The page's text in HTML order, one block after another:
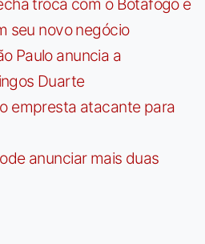
troca com o Botafogo e
seu novo negócio
Paulo anuncia a
Duarte
empresta atacante para
anunciar mais duas